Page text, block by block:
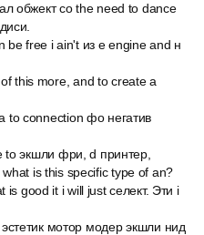
обжект со the need to dance
be free i ain't из e engine and н
this more, and to create a
to connection фо негатив
to экшли фри, d принтер,
is this specific type of an?
good it i will just селект. Эти i
мотор модер экшли нид